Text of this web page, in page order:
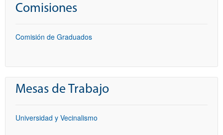
Comisiones
Comisión de Graduados
Mesas de Trabajo
Universidad y Vecinalismo